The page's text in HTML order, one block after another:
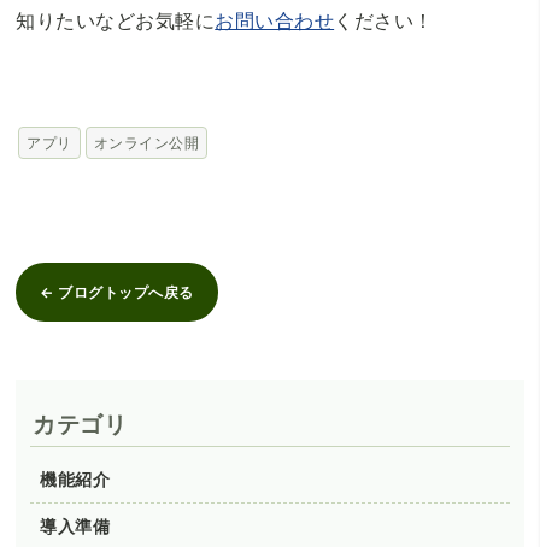
知りたいなどお気軽にお問い合わせ ください！
アプリ オンライン公開
← ブログトップへ戻る
カテゴリ
機能紹介
導入準備